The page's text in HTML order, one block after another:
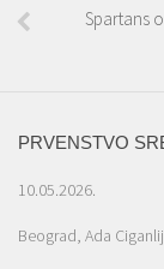
Spartans
PRVENSTVO
10.05.2026.
Beograd, Ada